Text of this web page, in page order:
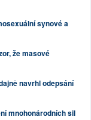
synové a
že masové
navrhl odepsání
mnohonárodních sil